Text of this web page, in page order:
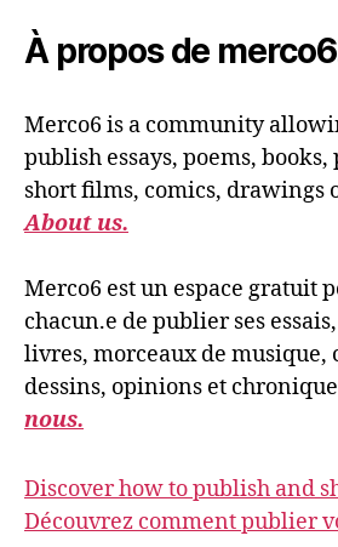
À propos de
Merco6 is a community
publish essays, poems, books,
short films, comics, drawings
About us.
Merco6 est un espace gratuit
chacun.e de publier ses
livres, morceaux de musique,
dessins, opinions et
nous.
Discover how to publish and
Découvrez comment publier